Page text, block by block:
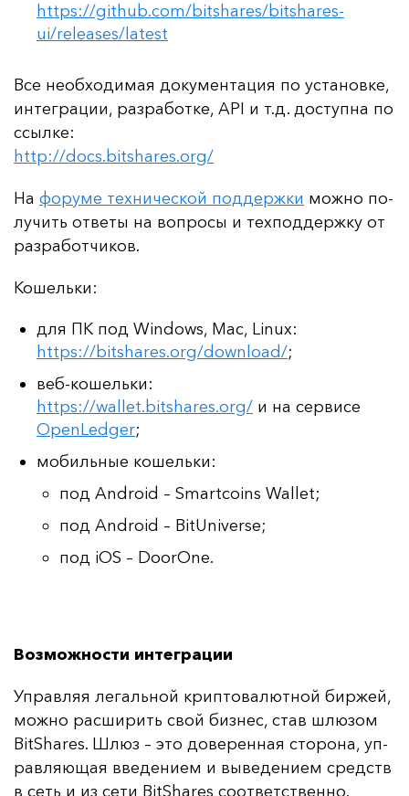
https://github.com/bitshares/bitshares-
ui/releases/latest
Все не­об­хо­ди­мая до­ку­мен­та­ция по ус­та­нов­ке,
ин­тег­ра­ции, раз­ра­бот­ке, API и т.д. дос­туп­на по
ссыл­ке:
http://docs.bitshares.org/
На фо­ру­ме тех­ни­чес­кой под­дер­жки мож­но по­
лу­чить от­ве­ты на воп­ро­сы и тех­под­дер­жку от
раз­ра­бот­чи­ков.
Ко­шель­ки:
для ПК под Windows, Mac, Linux:
https://bitshares.org/download/;
веб-кошельки:
https://wallet.bitshares.org/ и на сервисе
OpenLedger;
мобильные кошельки:
под Android – Smartcoins Wallet;
под Android – BitUniverse;
под iOS – DoorOne.
Возможности интеграции
Уп­рав­ляя ле­галь­ной крип­то­ва­лют­ной бир­жей,
мож­но рас­ши­рить свой биз­нес, став шлю­зом
BitShares. Шлюз – это до­ве­рен­ная сто­ро­на, уп­
рав­ля­ющая вве­де­ни­ем и вы­ве­де­ни­ем средств
в сеть и из се­ти BitShares со­от­ветс­твен­но.